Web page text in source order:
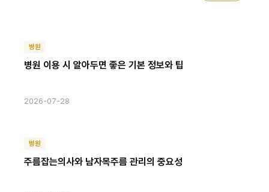
병원
병원 이용 시 알아두면 좋은 기본 정보와 팁
2026-07-28
병원
주름잡는의사와 남자목주름 관리의 중요성